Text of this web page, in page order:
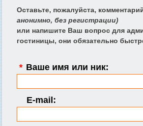
Оставьте, пожалуйста,
анонимно, без регистрации)
или напишите Ваш вопрос для
гостиницы, они обязательно
* Ваше имя или ник:
E-mail: